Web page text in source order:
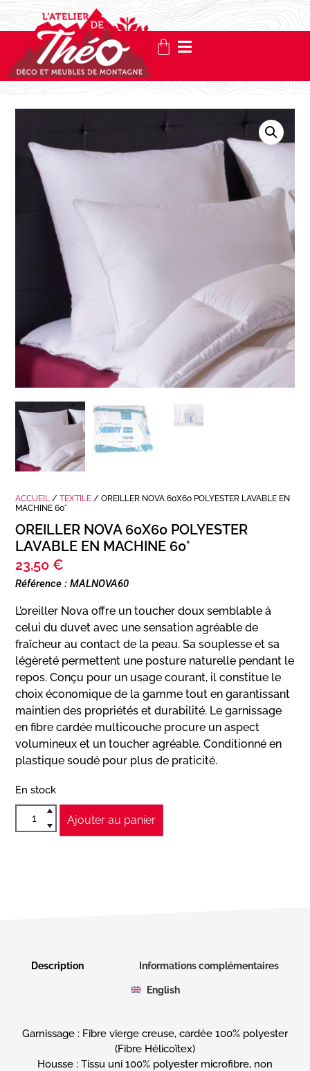
ACCUEIL /TEXTILE / OREILLER NOVA 60X60 POLYESTER LAVABLE EN
MACHINE 60°
OREILLER NOVA 60X60 POLYESTER
LAVABLE EN MACHINE 60°
23,50 €
Référence : MALNOVA60
L’oreiller Nova offre un toucher doux semblable à
celui du duvet avec une sensation agréable de
fraîcheur au contact de la peau. Sa souplesse et sa
légèreté permettent une posture naturelle pendant le
repos. Conçu pour un usage courant, il constitue le
choix économique de la gamme tout en garantissant
maintien des propriétés et durabilité. Le garnissage
en fibre cardée multicouche procure un aspect
volumineux et un toucher agréable. Conditionné en
plastique soudé pour plus de praticité.
En stock
Ajouter au panier
Description Informations complémentaires
English
Garnissage : Fibre vierge creuse, cardée 100% polyester
(Fibre Hélicoïtex)
Housse : Tissu uni 100% polyester microfibre, non